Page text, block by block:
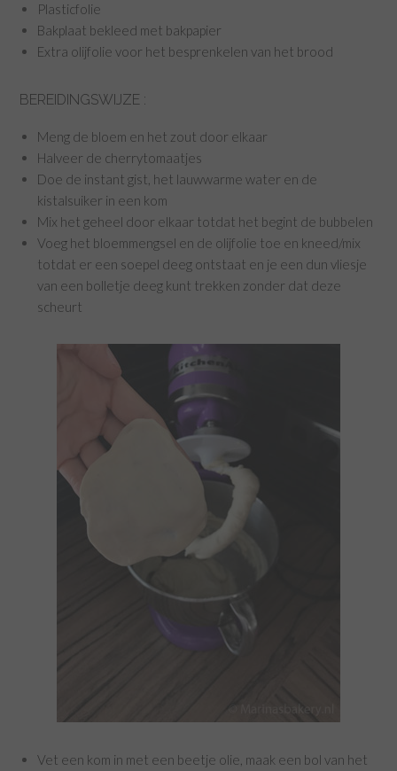
Plasticfolie
Bakplaat bekleed met bakpapier
Extra olijfolie voor het besprenkelen van het brood
BEREIDINGSWIJZE :
Meng de bloem en het zout door elkaar
Halveer de cherrytomaatjes
Doe de instant gist, het lauwwarme water en de
kistalsuiker in een kom
Mix het geheel door elkaar totdat het begint de bubbelen
Voeg het bloemmengsel en de olijfolie toe en kneed/mix
totdat er een soepel deeg ontstaat en je een dun vliesje
van een bolletje deeg kunt trekken zonder dat deze
scheurt
Vet een kom in met een beetje olie, maak een bol van het